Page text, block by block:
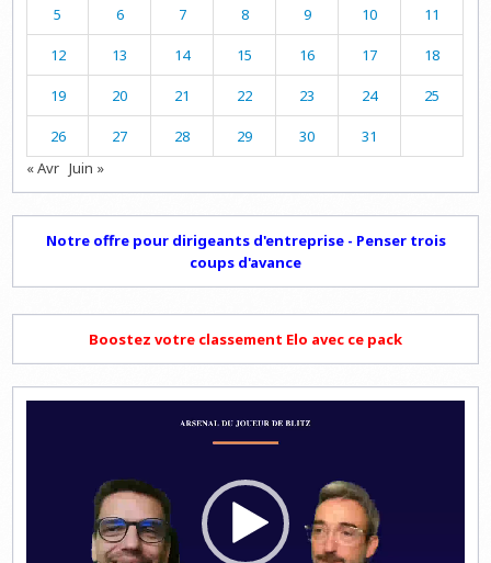
5 6 7 8 9 10 11
12 13 14 15 16 17 18
19 20 21 22 23 24 25
26 27 28 29 30
31
« Avr Juin »
Notre offre pour dirigeants d'entreprise - Penser trois
coups d'avance
Boostez votre classement Elo avec ce pack